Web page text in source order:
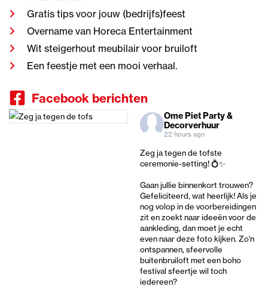
Gratis tips voor jouw (bedrijfs)feest
Overname van Horeca Entertainment
Wit steigerhout meubilair voor bruiloft
Een feestje met een mooi verhaal.
Facebook berichten
Ome Piet Party &
Decorverhuur
22 hours ago
Zeg ja tegen de tofste
ceremonie-setting! 💍✨
Gaan jullie binnenkort trouwen?
Gefeliciteerd, wat heerlijk! Als je
nog volop in de voorbereidingen
zit en zoekt naar ideeën voor de
aankleding, dan moet je echt
even naar deze foto kijken. Zo'n
ontspannen, sfeervolle
buitenbruiloft met een boho
festival sfeertje wil toch
iedereen?